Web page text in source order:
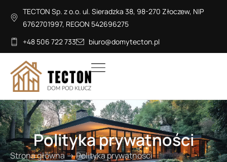
TECTON Sp. z o.o. ul. Sieradzka 38, 98-270 Złoczew, NIP
6762701997, REGON 542696275
+48 506 722 733
biuro@domytecton.pl
Polityka prywatności
Strona główna→Polityka prywatności